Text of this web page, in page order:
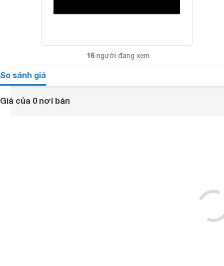
16 người đang xem
So sánh giá
Giá của 0 nơi bán